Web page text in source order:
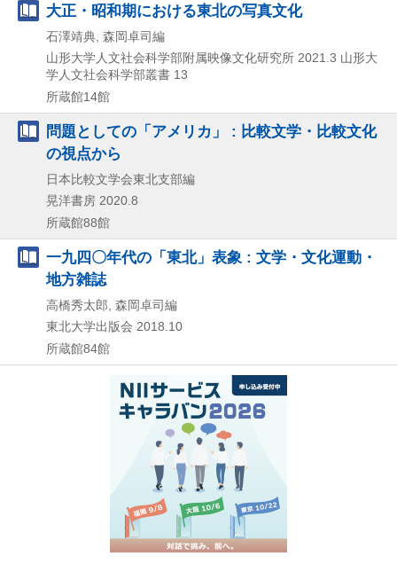
大正・昭和期における東北の写真文化
石澤靖典, 森岡卓司編
山形大学人文社会科学部附属映像文化研究所 2021.3 山形大
学人文社会科学部叢書 13
所蔵館14館
問題としての「アメリカ」 : 比較文学・比較文化
の視点から
日本比較文学会東北支部編
晃洋書房 2020.8
所蔵館88館
一九四〇年代の「東北」表象 : 文学・文化運動・
地方雑誌
高橋秀太郎, 森岡卓司編
東北大学出版会 2018.10
所蔵館84館